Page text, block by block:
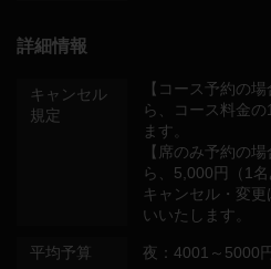
詳細情報
キャンセル
規定
【コース予約の
ら、コース料金
ます。
【席のみ予約の
ら、5,000円（1
キャンセル・変
いいたします。
平均予算 夜：4001～5000円